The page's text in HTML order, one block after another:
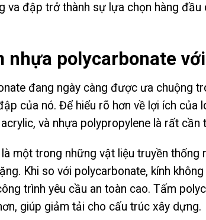
va đập trở thành sự lựa chọn hàng
nhựa polycarbonate
đang ngày càng được ưa chuộng
của nó. Để hiểu rõ hơn về lợi ích của
và nhựa polypropylene là rất cần
một trong những vật liệu truyền
Khi so với polycarbonate, kính
trình yêu cầu an toàn cao. Tấm
giúp giảm tải cho cấu trúc xây dựng.